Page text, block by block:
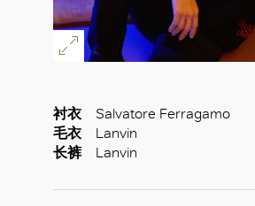
衬衣 Salvatore Ferragamo
毛衣 Lanvin
长裤Lanvin